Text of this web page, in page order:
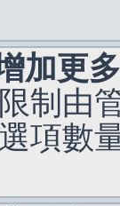
加更
制由
項數